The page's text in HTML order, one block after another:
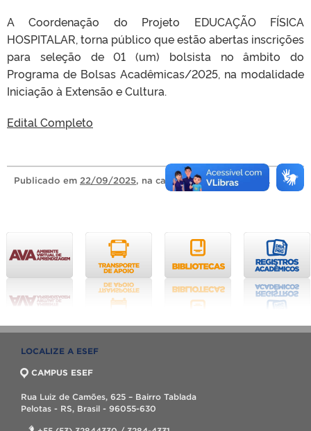
A Coordenação do Projeto EDUCAÇÃO FÍSICA
HOSPITALAR, torna público que estão abertas inscrições
para seleção de 01 (um) bolsista no âmbito do
Programa de Bolsas Acadêmicas/2025, na modalidade
Iniciação à Extensão e Cultura.
Edital Completo
Publicado em 22/09/2025, na categoria Sem categoria .
LOCALIZE A ESEF
CAMPUS ESEF
Rua Luiz de Camões, 625 – Bairro Tablada
Pelotas - RS, Brasil - 96055-630